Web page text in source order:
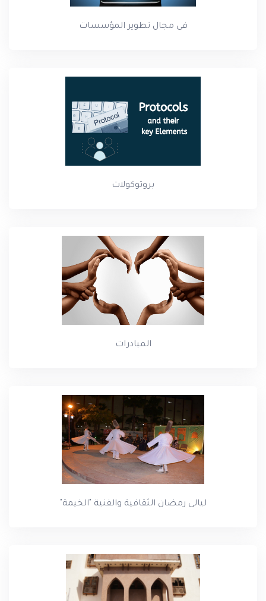
فى مجال تطوير المؤسسات
بروتوكولات
المبادرات
ليالى رمضان الثقافية والفنية "الخيمة"